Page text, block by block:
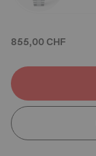
855,00 CHF